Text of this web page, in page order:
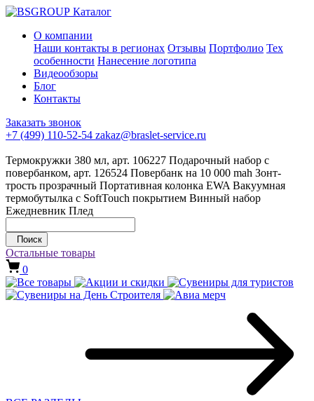
Каталог
О компании
Наши контакты в регионах Отзывы Портфолио Тех
особенности Нанесение логотипа
Видеообзоры
Блог
Контакты
Заказать звонок
+7 (499) 110-52-54 zakaz@braslet-service.ru
Термокружки 380 мл, арт. 106227 Подарочный набор с
повербанком, арт. 126524 Повербанк на 10 000 mah Зонт-
трость прозрачный Портативная колонка EWA Вакуумная
термобутылка с SoftTouch покрытием Винный набор
Ежедневник Плед
Поиск
Остальные товары
0